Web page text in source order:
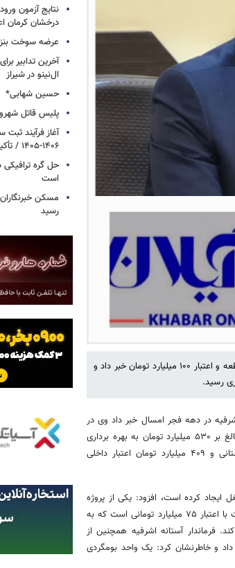
فرماندار آستانه اشرفیه همچنین از افتتاح یک مرغداری با ظرفیت ۳۴ هزار قطعه و اعتبار ۱۰۰ میلیارد تومان خبر داد و
رسید.
آستانه اشرفیه در دهه فجر امسال خبر داد وی در
گفتگو با خبرنگارخبرگزاری خبرآنلاین گیلان اظهار کرد: این پروژه ها با اعتباری بالغ بر ۵۳۰ میلیارد تومان به بهره برداری
رسید که شامل ۷۳ میلیارد تومان اعتبار ملی، ۴۸ میلیارد تومان اعتبار استانی و ۴۰۹ میلیارد تومان اعتبار داخلی
صورت دائم و موقت شغل ایجاد کرده است، افزود: یکی از پروژه
های شاخص، افتتاح فاز نخست خط انتقال مجتمع آبرسانی شهید خوش سیرت با اعتبار ۷۵ میلیارد تومانی است که به
فرماندار آستانه اشرفیه همچنین از
و اعتبار ۱۰۰ میلیارد تومان خبر داد و خاطرنشان کرد: یک واحد بومگردی
نتایج آزمون
درخشان کرمان
عرضه سوخت
آخرین تدابیر
ال‌نینو در شیراز
حسین شهابی*
پلیس قاتل
آغاز فرآیند
۱۴۰۶-۱۴۰۵ / تأکید بر ثبت‌نام قطعی در سامانه سیدا
حل گره ترافیکی
است
مسکن خبرنگاران
رسید